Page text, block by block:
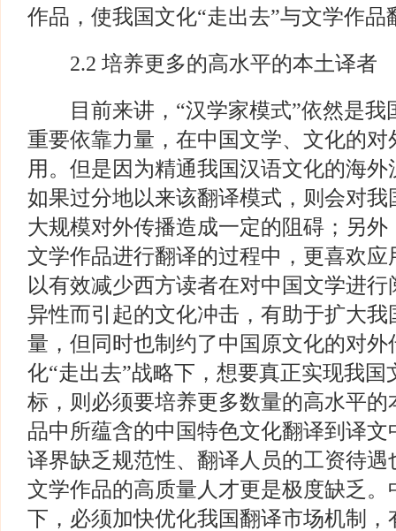
作品，使我国文化“走出去”与文学作品
2.2 培养更多的高水平的本土译者
目前来讲，“汉学家模式”依然是我
重要依靠力量，在中国文学、文化的
用。但是因为精通我国汉语文化的海
如果过分地以来该翻译模式，则会对
大规模对外传播造成一定的阻碍；另
文学作品进行翻译的过程中，更喜欢
以有效减少西方读者在对中国文学进
异性而引起的文化冲击，有助于扩大
量，但同时也制约了中国原文化的对
化“走出去”战略下，想要真正实现我
标，则必须要培养更多数量的高水平
品中所蕴含的中国特色文化翻译到译
译界缺乏规范性、翻译人员的工资待
文学作品的高质量人才更是极度缺乏。
下，必须加快优化我国翻译市场机制